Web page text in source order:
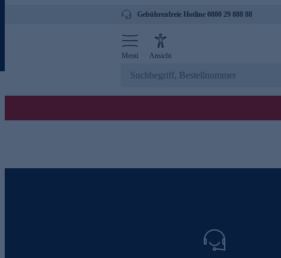
Gebührenfreie Hotline 0800 29 888 88
Menü Ansicht